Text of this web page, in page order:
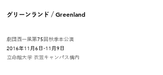
グリーンランド / Greenland
劇団西一風第75 回秋季本公演
2016年 11 月 6 日-11 月 9 日
立命館大学 衣笠キャンパス​構内